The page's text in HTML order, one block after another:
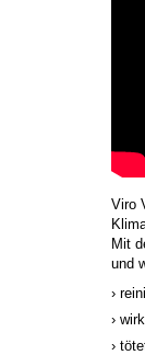
Viro
Mit
und